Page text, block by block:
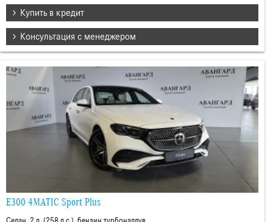
Купить в кредит
Консультация с менеджером
E300 4MATIC Sport Plus